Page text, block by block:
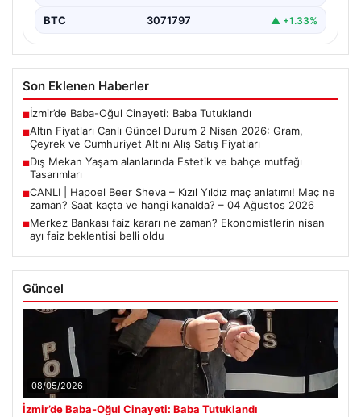
BTC 3071797 ▲ +1.33%
Son Eklenen Haberler
■İzmir’de Baba-Oğul Cinayeti: Baba Tutuklandı
■Altın Fiyatları Canlı Güncel Durum 2 Nisan 2026: Gram,
Çeyrek ve Cumhuriyet Altını Alış Satış Fiyatları
■Dış Mekan Yaşam alanlarında Estetik ve bahçe mutfağı
Tasarımları
■CANLI | Hapoel Beer Sheva – Kızıl Yıldız maç anlatımı! Maç ne
zaman? Saat kaçta ve hangi kanalda? – 04 Ağustos 2026
■Merkez Bankası faiz kararı ne zaman? Ekonomistlerin nisan
ayı faiz beklentisi belli oldu
Güncel
08/05/2026
İzmir’de Baba-Oğul Cinayeti: Baba Tutuklandı